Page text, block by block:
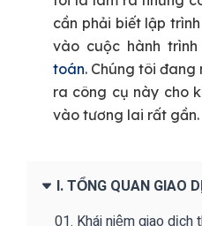
I. TỔNG QUAN GIAO
01. Khái niệm giao dịch
cần phải biết lập
vào cuộc hành trình
toán. Chúng tôi đang
ra công cụ này cho
vào tương lai rất gần.